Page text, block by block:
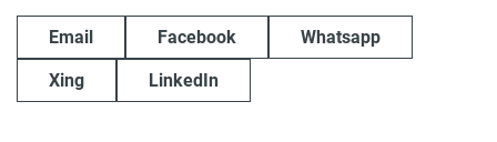
Email Facebook Whatsapp
Xing LinkedIn